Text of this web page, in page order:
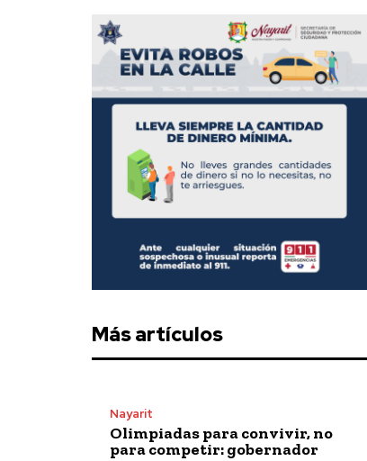
Más artículos
Nayarit
Olimpiadas para convivir, no
para competir: gobernador